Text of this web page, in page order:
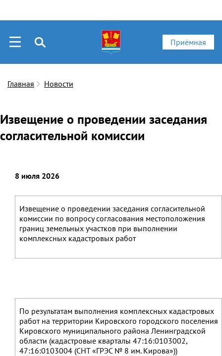
Приёмная
Главная Новости
Извещение о проведении заседания
согласительной комиссии
8 июля 2026
Извещение о проведении заседания согласительной
комиссии по вопросу согласования местоположения
границ земельных участков при выполнении
комплексных кадастровых работ
По результатам выполнения комплексных кадастровых
работ на территории Кировского городского поселения
Кировского муниципального района Ленинградской
области (кадастровые кварталы 47:16:0103002,
47:16:0103004 (СНТ «ГРЭС № 8 им. Кирова»))